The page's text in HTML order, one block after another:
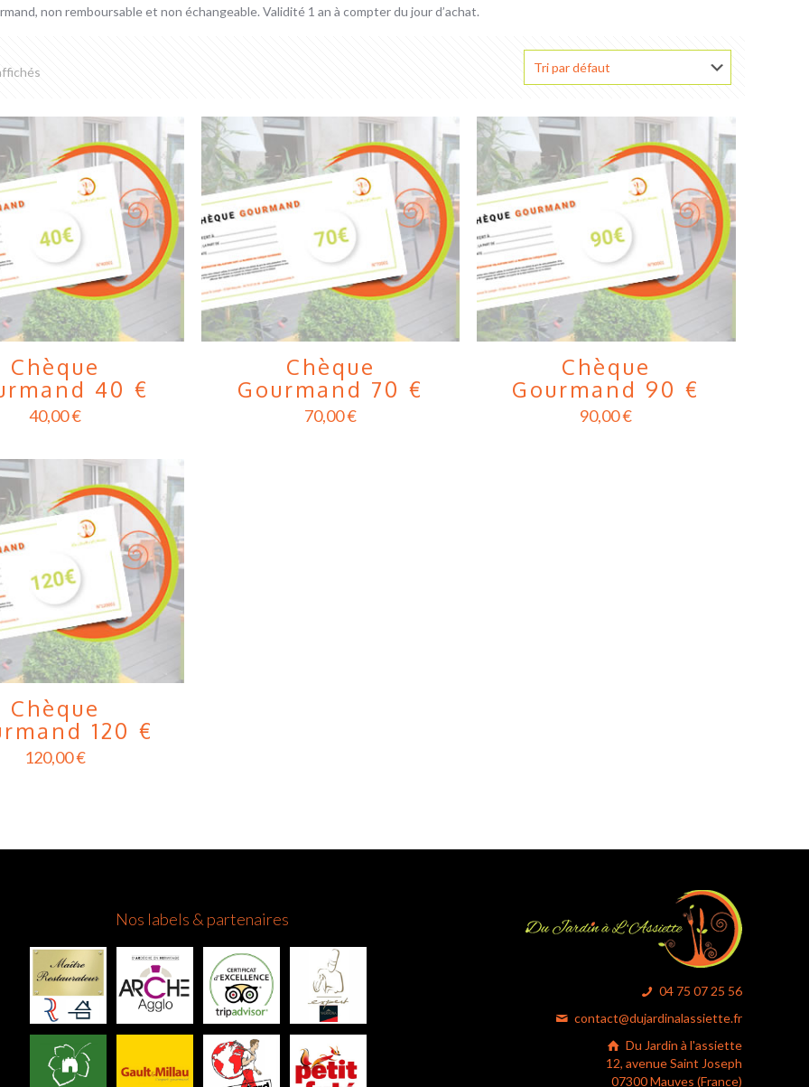
non remboursable et non échangeable. Validité 1 an à compter du jour d’achat.
Chèque
40 €
40,00€
Chèque
Gourmand 70 €
70,00€
Chèque
Gourmand 90 €
90,00€
Chèque
120 €
120,00€
Nos labels & partenaires
04 75 07 25 56
contact@dujardinalassiette.fr
Du Jardin à l'assiette
12, avenue Saint Joseph
07300 Mauves (France)